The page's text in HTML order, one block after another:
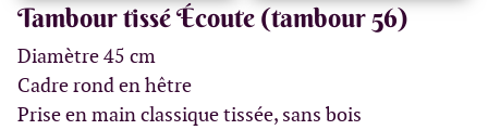
Tambour tissé Écoute (tambour 56)
Diamètre 45 cm
Cadre rond en hêtre
Prise en main classique tissée, sans bois